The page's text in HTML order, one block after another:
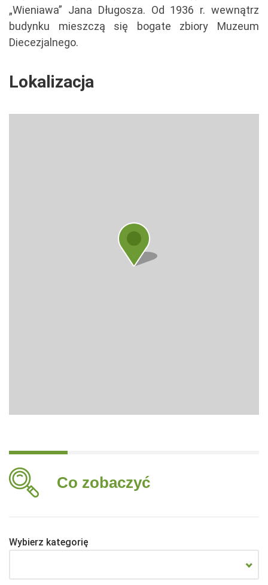
„Wieniawa” Jana Długosza. Od 1936 r. wewnątrz
budynku mieszczą się bogate zbiory Muzeum
Diecezjalnego.
Lokalizacja
Co zobaczyć
Wybierz kategorię